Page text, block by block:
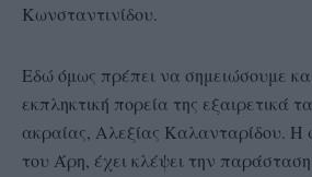
Κωνσταντινίδου.
Εδώ όμως πρέπει να σημειώσουμε
εκπληκτική πορεία της εξαιρετικά
ακραίας, Αλεξίας Καλανταρίδου. Η
του Άρη, έχει κλέψει την